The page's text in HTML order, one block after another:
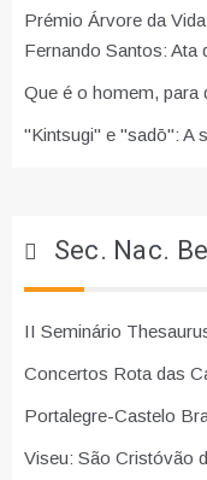
Prémio Árvore da
Fernando Santos: Ata
Que é o homem, para
"Kintsugi" e "sadō": A
Sec. Nac.
II Seminário
Concertos Rota das
Portalegre-Castelo
Viseu: São Cristóvão